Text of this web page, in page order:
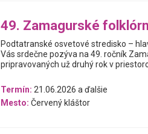
49. Zamagurské
Podtatranské osvetové stredisko –
Vás srdečne pozýva na 49. ročník
pripravovaných už druhý rok v
Termín: 21.06.2026 a ďalšie
Mesto: Červený kláštor